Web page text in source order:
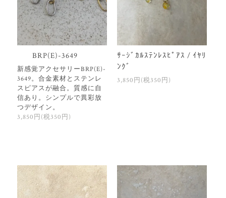
BRP(E)-3649
新感覚アクセサリーBRP(E)-
3649。合金素材とステンレ
スピアスが融合。質感に自
信あり。シンプルで異彩放
つデザイン。
3,850円(税350円)
ｻｰｼﾞｶﾙｽﾃﾝﾚｽﾋﾟｱｽ / ｲﾔﾘ
ﾝｸﾞ
3,850円(税350円)